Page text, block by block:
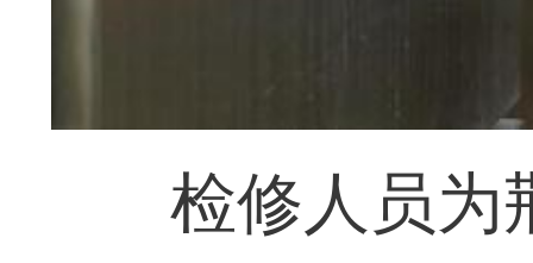
检修人员为